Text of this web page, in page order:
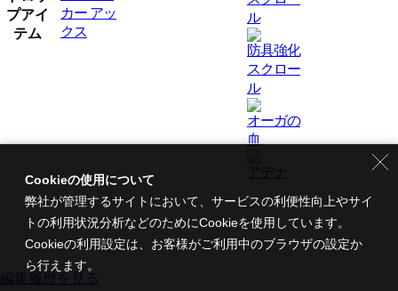
プアイ
テム
カー アッ
クス
ル
防具強化
スクロー
ル
オーガの
血
アデナ
編集履歴を見る
Cookieの使用について
弊社が管理するサイトにおいて、サービスの利便性向上やサイ
トの利用状況分析などのためにCookieを使用しています。
Cookieの利用設定は、お客様がご利用中のブラウザの設定か
ら行えます。